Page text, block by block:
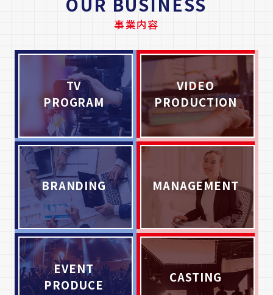
事業内容
TV
PROGRAM
VIDEO
PRODUCTION
BRANDING MANAGEMENT
EVENT
PRODUCE
CASTING